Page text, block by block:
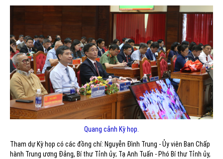
Quang cảnh Kỳ họp.
Tham dự Kỳ họp có các đồng chí: Nguyễn Đình Trung - Ủy viên Ban Chấp
hành Trung ương Đảng, Bí thư Tỉnh ủy; Tạ Anh Tuấn - Phó Bí thư Tỉnh ủy,